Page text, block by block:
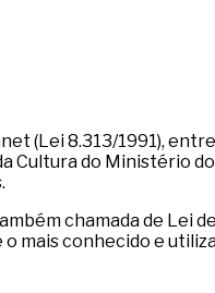
(Lei 8.313/1991),
Cultura do Ministério
chamada de Lei
mais conhecido e